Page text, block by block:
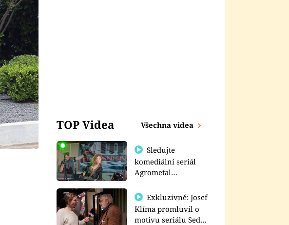
TOP Videa Všechna videa
Sledujte
komediální seriál
Agrometal
prima+
Exkluzivně: Josef
Klíma promluvil o
motivu seriálu Sedm